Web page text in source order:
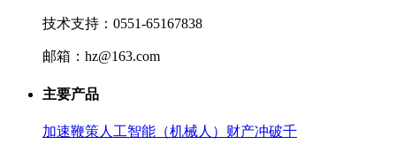
技术支持：0551-65167838
邮箱：hz@163.com
主要产品
加速鞭策人工智能（机械人）财产冲破千